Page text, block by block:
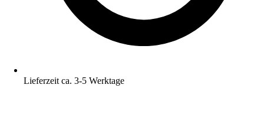
Lieferzeit ca. 3-5 Werktage